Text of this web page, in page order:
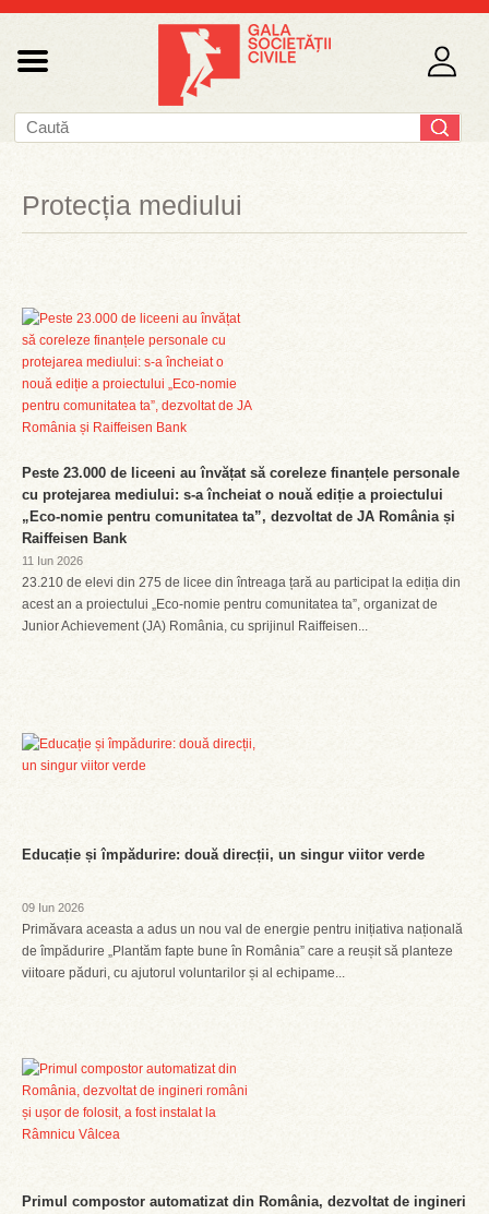
Protecția mediului
Peste 23.000 de liceeni au învățat să coreleze finanțele personale
cu protejarea mediului: s-a încheiat o nouă ediție a proiectului
„Eco-nomie pentru comunitatea ta”, dezvoltat de JA România și
Raiffeisen Bank
11 Iun 2026
23.210 de elevi din 275 de licee din întreaga țară au participat la ediția din
acest an a proiectului „Eco-nomie pentru comunitatea ta”, organizat de
Junior Achievement (JA) România, cu sprijinul Raiffeisen...
Educație și împădurire: două direcții, un singur viitor verde
09 Iun 2026
Primăvara aceasta a adus un nou val de energie pentru inițiativa națională
de împădurire „Plantăm fapte bune în România” care a reușit să planteze
viitoare păduri, cu ajutorul voluntarilor și al echipame...
Primul compostor automatizat din România, dezvoltat de ingineri